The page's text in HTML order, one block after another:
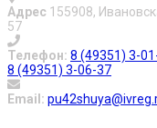
Адрес 155908,
57
Телефон: 8 (49351) 3-
8 (49351) 3-06-37
Email: